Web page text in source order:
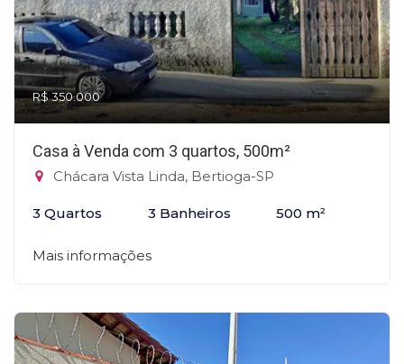
R$ 350.000
Casa à Venda com 3 quartos, 500m²
Chácara Vista Linda, Bertioga-SP
3 Quartos 3 Banheiros 500 m²
Mais informações